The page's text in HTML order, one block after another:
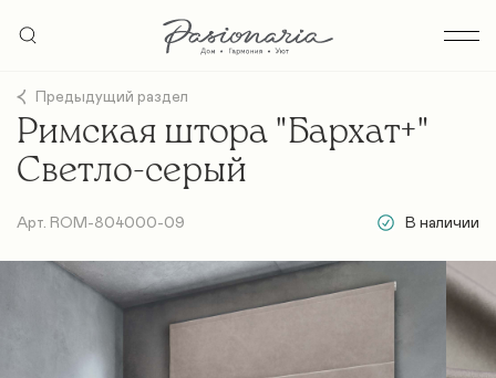
Предыдущий раздел
Римская штора "Бархат+"
Светло-серый
Арт. ROM-804000-09 В наличии